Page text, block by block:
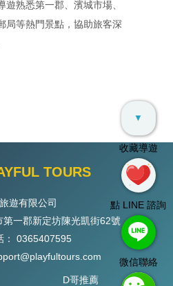
遊熟悉第一郡、濱城市場、
局等熱門景點，協助旅客深
TOURS
遊有限公司
一郡新定坊陳光凱街62號
： 0365407595
D哥推薦
▼
收藏導遊
點 LINE 諮詢
微信聯絡